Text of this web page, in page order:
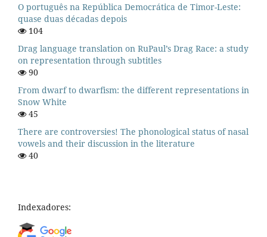
O português na República Democrática de Timor-Leste:
quase duas décadas depois
104
Drag language translation on RuPaul’s Drag Race: a study
on representation through subtitles
90
From dwarf to dwarfism: the different representations in
Snow White
45
There are controversies! The phonological status of nasal
vowels and their discussion in the literature
40
Indexadores: